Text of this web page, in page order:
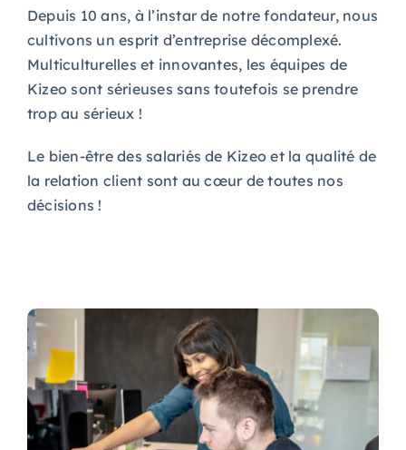
Depuis 10 ans, à l’instar de notre fondateur, nous
cultivons un esprit d’entreprise décomplexé.
Multiculturelles et innovantes, les équipes de
Kizeo sont sérieuses sans toutefois se prendre
trop au sérieux !
Le bien-être des salariés de Kizeo et la qualité de
la relation client sont au cœur de toutes nos
décisions !